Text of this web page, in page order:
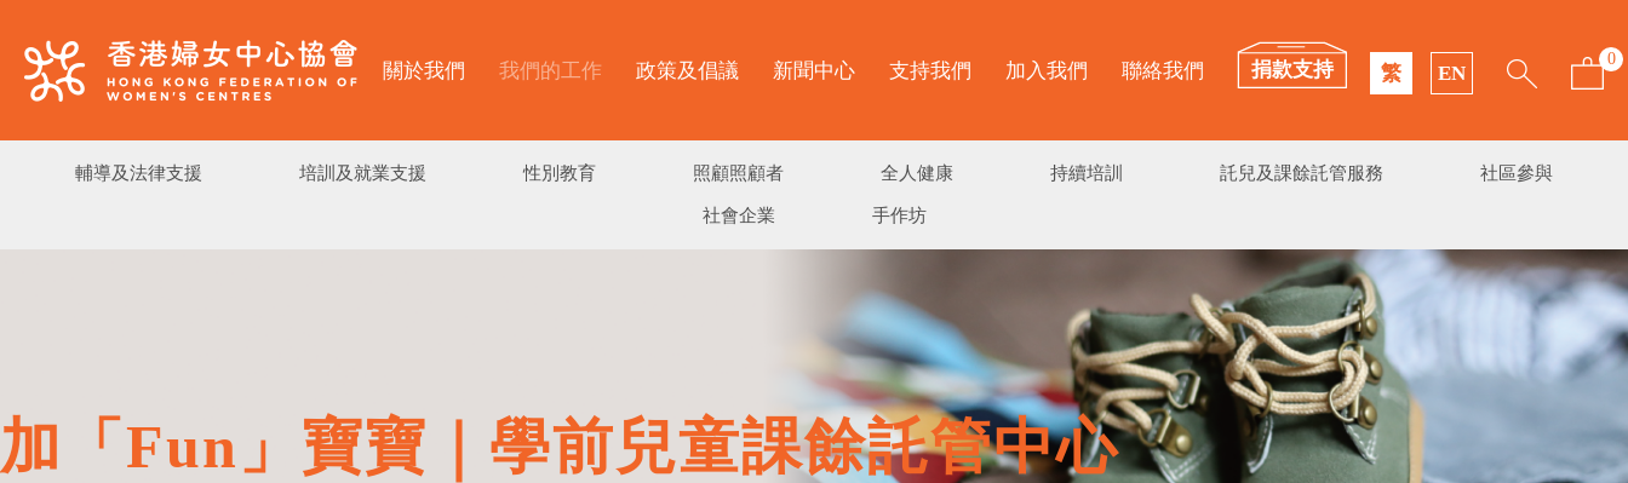
關於我們 我們的工作 政策及倡議 新聞中心 支持我們 加入我們 聯絡我們 捐款支持 繁 EN
0
輔導及法律支援 培訓及就業支援 性別教育 照顧照顧者 全人健康 持續培訓 託兒及課餘託管服務 社區參與
社會企業 手作坊
加「Fun」寶寶｜學前兒童課餘託管中心